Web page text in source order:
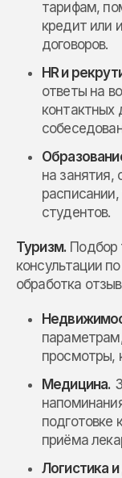
тарифам,
кредит или
договоров.
HR и
ответы на
контактных
на занятия,
студентов.
Туризм. Подбор
консультации
обработка
просмотры,
Медицина.
подготовке
приёма
Логистика